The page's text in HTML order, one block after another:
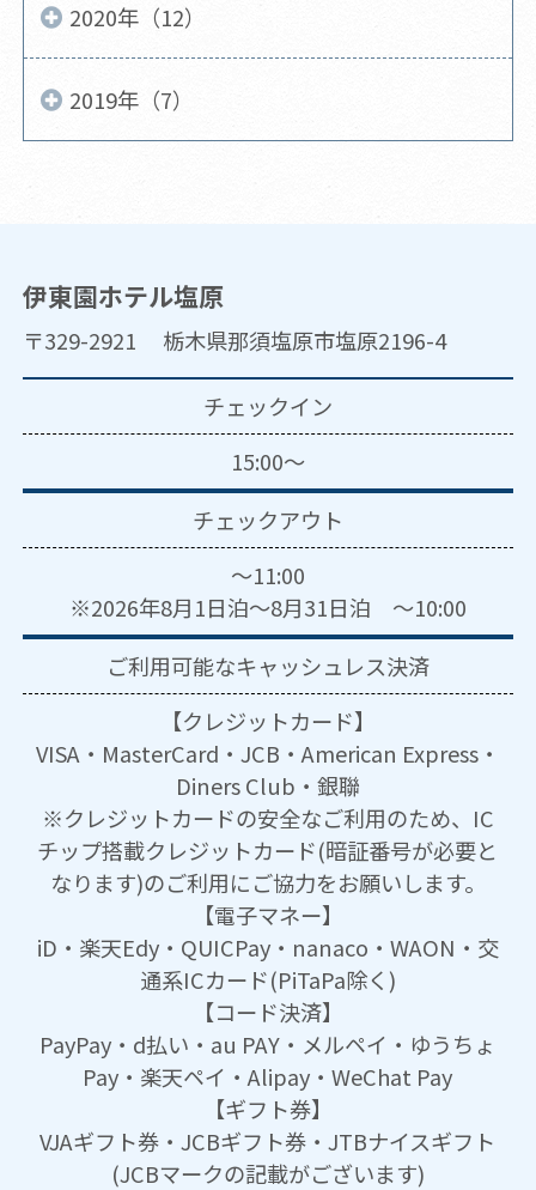
2020年（12）
2019年（7）
伊東園ホテル塩原
〒329-2921 栃木県那須塩原市塩原2196-4
チェックイン
15:00～
チェックアウト
～11:00
※2026年8月1日泊～8月31日泊 ～10:00
ご利用可能なキャッシュレス決済
【クレジットカード】
VISA・MasterCard・JCB・American Express・
Diners Club・銀聯
※クレジットカードの安全なご利用のため、IC
チップ搭載クレジットカード(暗証番号が必要と
なります)のご利用にご協力をお願いします。
【電子マネー】
iD・楽天Edy・QUICPay・nanaco・WAON・交
通系ICカード(PiTaPa除く)
【コード決済】
PayPay・d払い・au PAY・メルペイ・ゆうちょ
Pay・楽天ペイ・Alipay・WeChat Pay
【ギフト券】
VJAギフト券・JCBギフト券・JTBナイスギフト
(JCBマークの記載がございます)